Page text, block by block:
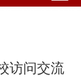
访问交流